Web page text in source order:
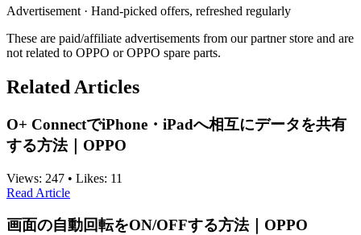
Advertisement · Hand-picked offers, refreshed regularly
These are paid/affiliate advertisements from our partner store and are
not related to OPPO or OPPO spare parts.
Related Articles
O+ ConnectでiPhone・iPadへ相互にデータを共有
する方法｜OPPO
Views: 247 • Likes: 11
Read Article
画面の自動回転をON/OFFする方法｜OPPO